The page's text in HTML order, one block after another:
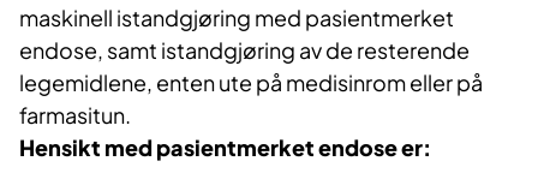
maskinell istandgjøring med pasientmerket
endose, samt istandgjøring av de resterende
legemidlene, enten ute på medisinrom eller på
farmasitun.
Hensikt med pasientmerket endose er: